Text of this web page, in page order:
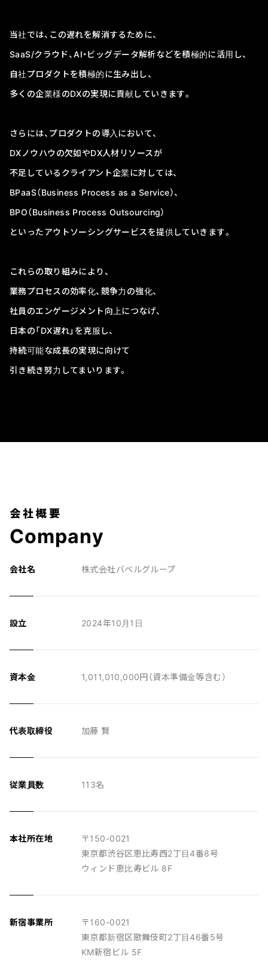
当社では、この遅れを解消するために、
SaaS/クラウド、AI・ビッグデータ解析などを積極的に活用し、
自社プロダクトを積極的に生み出し、
多くの企業様のDXの実現に貢献していきます。
さらには、プロダクトの導入において、
DXノウハウの欠如やDX人材リソースが
不足しているクライアント企業に対しては、
BPaaS（Business Process as a Service）、
BPO（Business Process Outsourcing）
といったアウトソーシングサービスを提供していきます。
これらの取り組みにより、
業務プロセスの効率化、競争力の強化、
社員のエンゲージメント向上につなげ、
日本の「DX遅れ」を克服し、
持続可能な成長の実現に向けて
引き続き努力してまいります。
会社概要
Company
会社名 株式会社バベルグループ
設立 2024年10月1日
資本金 1,011,010,000円（資本準備金等含む）
代表取締役 加藤 賢
従業員数 113名
本社所在地
〒150-0021
東京都渋谷区恵比寿西2丁目4番8号
ウィンド恵比寿ビル 8F
新宿事業所
〒160-0021
東京都新宿区歌舞伎町2丁目46番5号
KM新宿ビル 5F